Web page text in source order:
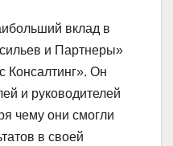
вклад в
и Партнеры»
Консалтинг». Он
и руководителей
чему они смогли
в своей